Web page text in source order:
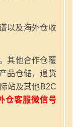
以及海外仓收
其他合作仓覆
品仓储，退货
站及其他B2C
仓客服微信号